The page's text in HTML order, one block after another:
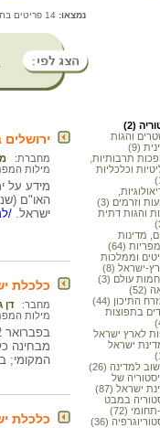
נמצאו:
(2)
והגות
(9)
תרבותיות,
וכלכליות
וזרמים (3)
והגות דתית
מדינות
(64)
וממלכות
ישראל (8)
עולם (3)
(52)
התיכון (44)
בתפוצות
לארץ ישראל
ישראל
למדינה (26)
של
ישראל (87)
במבט
(72)
(36)
מחברת:
מילות
ישראל. /
כלכלת
מחבר:
דן
מילות
מבחינה
המקומי;
כלכלת